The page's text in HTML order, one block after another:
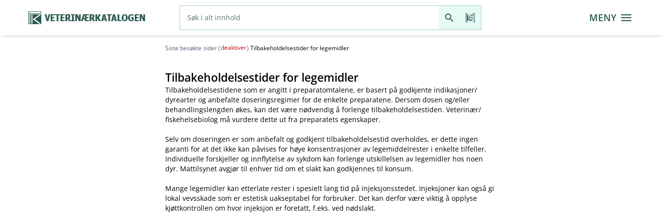
VETERINÆRKATALOGEN MENY
Siste besøkte sider (deaktiver) Tilbakeholdelsestider for legemidler
Tilbakeholdelsestider for legemidler
Tilbakeholdelsestidene som er angitt i preparatomtalene, er basert på godkjente indikasjoner​/​
dyrearter og anbefalte doseringsregimer for de enkelte preparatene. Dersom dosen og​/​eller
behandlingslengden økes, kan det være nødvendig å forlenge tilbakeholdelsestiden. Veterinær​/​
fiskehelsebiolog må vurdere dette ut fra preparatets egenskaper.
Selv om doseringen er som anbefalt og godkjent tilbakeholdelsestid overholdes, er dette ingen
garanti for at det ikke kan påvises for høye konsentrasjoner av legemiddelrester i enkelte tilfeller.
Individuelle forskjeller og innflytelse av sykdom kan forlenge utskillelsen av legemidler hos noen
dyr. Mattilsynet avgjør til enhver tid om et slakt kan godkjennes til konsum.
Mange legemidler kan etterlate rester i spesielt lang tid på injeksjonsstedet. Injeksjoner kan også gi
lokal vevsskade som er estetisk uakseptabel for forbruker. Det kan derfor være viktig å opplyse
kjøttkontrollen om hvor injeksjon er foretatt, f.eks. ved nødslakt.